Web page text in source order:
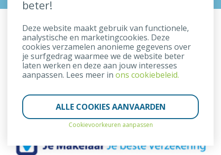
Duurzaamheid
//
Juridische disclaimer
//
Privacy clausule
//
//
Remuneratiebeleid
Created by Insucommerce
beter!
Deze website maakt gebruik van functionele,
analystische en marketingcookies. Deze
cookies verzamelen anonieme gegevens over
je surfgedrag waarmee we de website beter
laten werken en deze aan jouw interesses
aanpassen. Lees meer in ons cookiebeleid.
ALLE COOKIES AANVAARDEN
Cookievoorkeuren aanpassen